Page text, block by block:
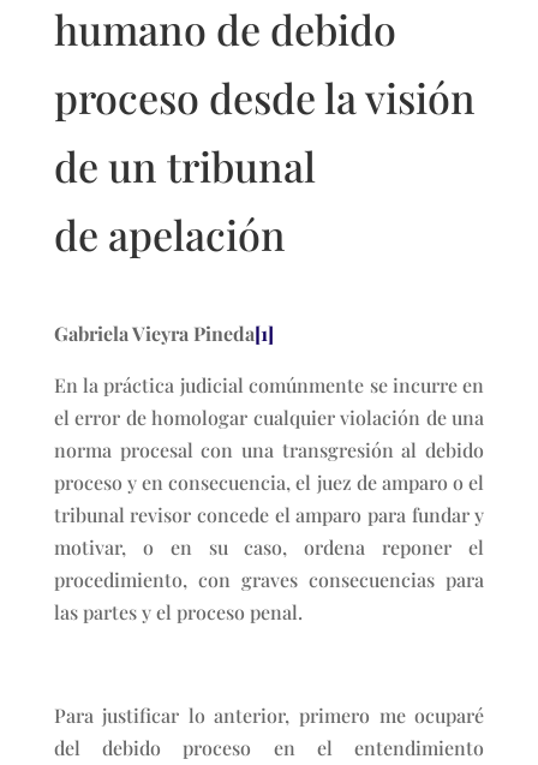
humano de debido
proceso desde la visión
de un tribunal
de apelación
Gabriela Vieyra Pineda[1]
En la práctica judicial comúnmente se incurre en
el error de homologar cualquier violación de una
norma procesal con una transgresión al debido
proceso y en consecuencia, el juez de amparo o el
tribunal revisor concede el amparo para fundar y
motivar, o en su caso, ordena reponer el
procedimiento, con graves consecuencias para
las partes y el proceso penal.
Para justificar lo anterior, primero me ocuparé
del debido proceso en el entendimiento